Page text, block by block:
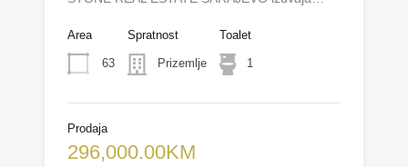
Area
63
Spratnost
Prizemlje
Toalet
1
Prodaja
296,000.00KM